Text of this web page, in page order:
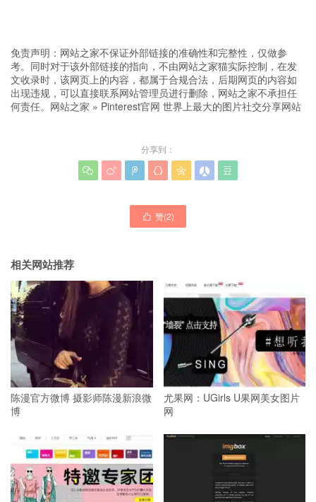
免责声明：网站之家不保证外部链接的准确性和完整性，仅做参
考。同时对于该外部链接的指向，不由网站之家猫实际控制，在发
文收录时，该网页上的内容，都属于合规合法，后期网页的内容如
出现违规，可以直接联系网站管理员进行删除，网站之家不承担任
何责任。 网站之家 » Pinterest官网 世界上最大的图片社交分享网站
分享到：
      
 赞(2)
相关网站推荐
陈漫官方微博 摄影师陈漫新浪微
博
尤果网：UGirls U果网美女图片
网